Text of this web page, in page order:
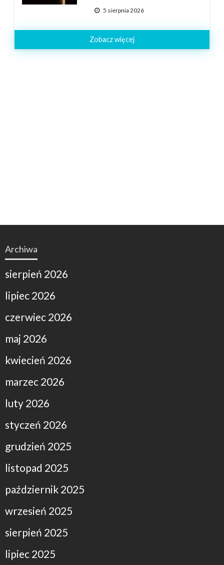
5 sierpnia 2026
Zobacz więcej
Archiwa
sierpień 2026
lipiec 2026
czerwiec 2026
maj 2026
kwiecień 2026
marzec 2026
luty 2026
styczeń 2026
grudzień 2025
listopad 2025
październik 2025
wrzesień 2025
sierpień 2025
lipiec 2025